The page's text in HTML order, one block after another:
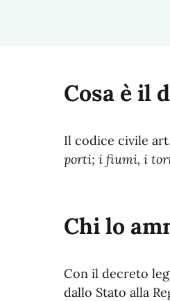
Cosa è il
Il codice civile
porti; i fiumi, i
Chi lo
Con il decreto
dallo Stato alla